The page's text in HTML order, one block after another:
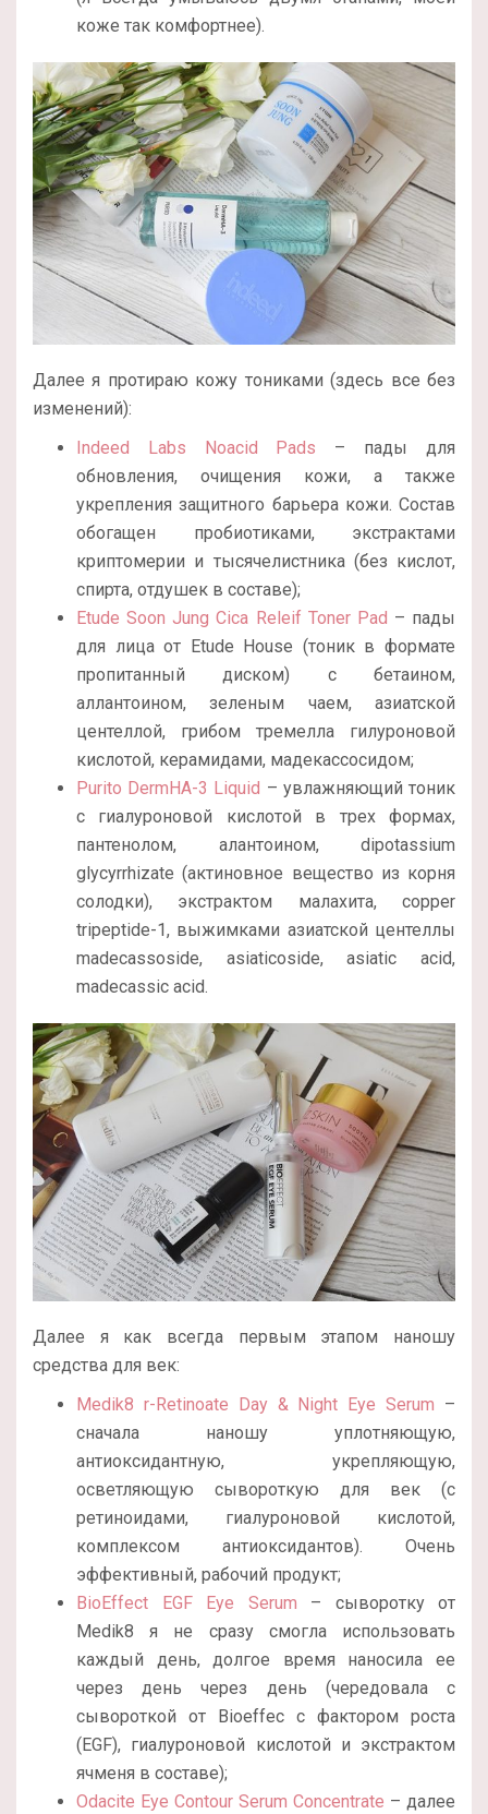
коже так комфортнее).
Далее я протираю кожу тониками (здесь все без
изменений):
Indeed Labs Noacid Pads – пады для
обновления, очищения кожи, а также
укрепления защитного барьера кожи. Состав
обогащен пробиотиками, экстрактами
криптомерии и тысячелистника (без кислот,
спирта, отдушек в составе);
Etude Soon Jung Cica Releif Toner Pad – пады
для лица от Etude House (тоник в формате
пропитанный диском) с бетаином,
аллантоином, зеленым чаем, азиатской
центеллой, грибом тремелла гилуроновой
кислотой, керамидами, мадекассосидом;
Purito DermHA-3 Liquid – увлажняющий тоник
с гиалуроновой кислотой в трех формах,
пантенолом, алантоином, dipotassium
glycyrrhizate (актиновное вещество из корня
солодки), экстрактом малахита, copper
tripeptide-1, выжимками азиатской центеллы
madecassoside, asiaticoside, asiatic acid,
madecassic acid.
Далее я как всегда первым этапом наношу
средства для век:
Medik8 r-Retinoate Day & Night Eye Serum –
сначала наношу уплотняющую,
антиоксидантную, укрепляющую,
осветляющую сывороткую для век (с
ретиноидами, гиалуроновой кислотой,
комплексом антиоксидантов). Очень
эффективный, рабочий продукт;
BioEffect EGF Eye Serum – сыворотку от
Medik8 я не сразу смогла использовать
каждый день, долгое время наносила ее
через день через день (чередовала с
сывороткой от Bioeffec с фактором роста
(EGF), гиалуроновой кислотой и экстрактом
ячменя в составе);
Odacite Eye Contour Serum Concentrate – далее